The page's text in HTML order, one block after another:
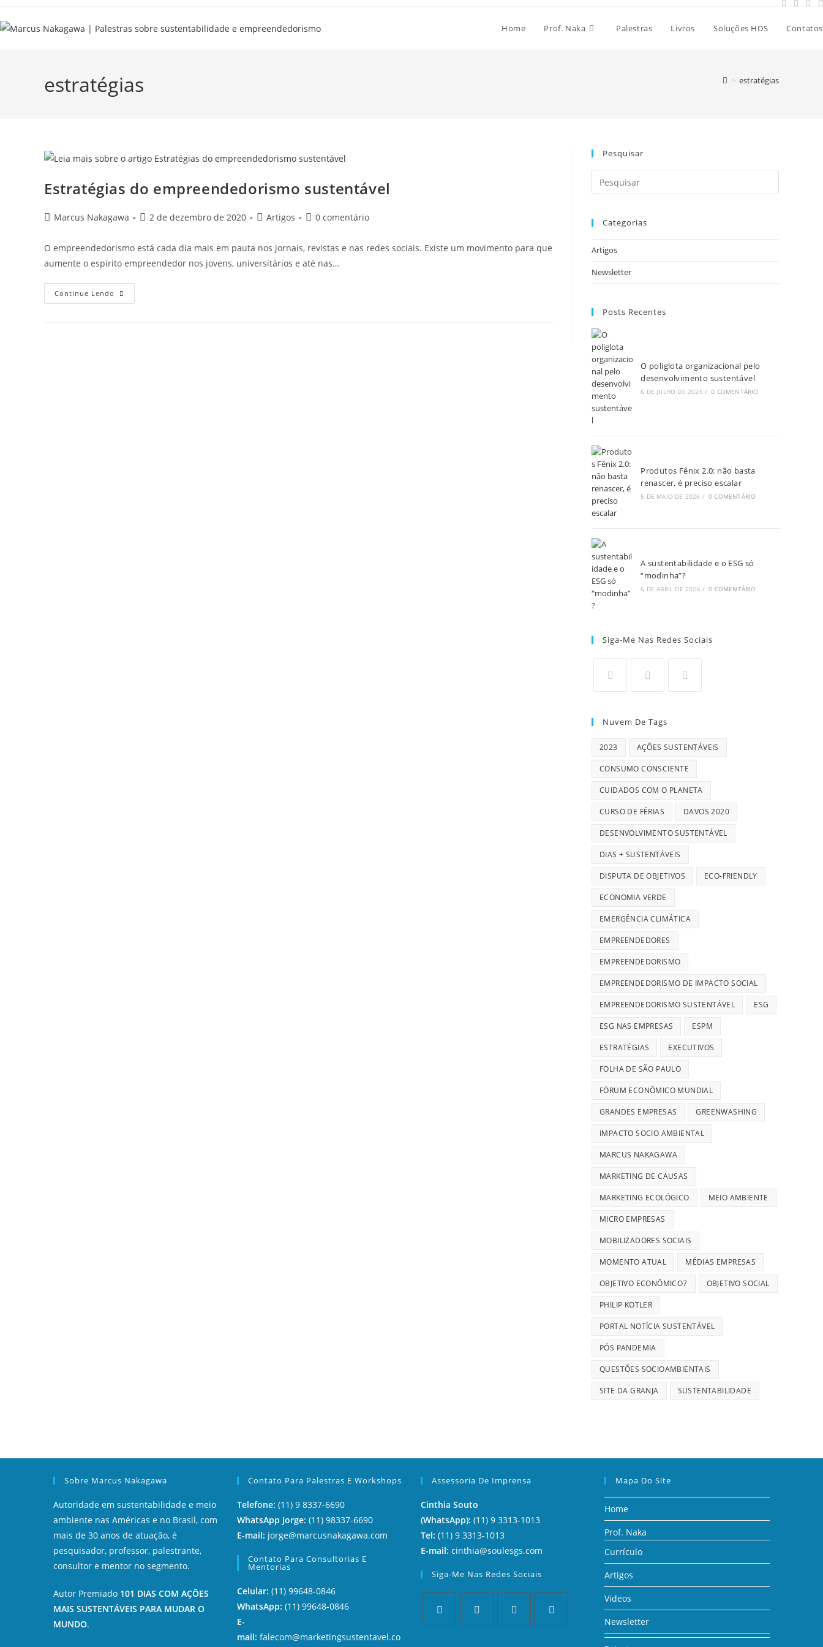
Home Prof. Naka Palestras Livros Soluções HDS Contatos
estratégias > estratégias
Estratégias do empreendedorismo sustentável
Marcus Nakagawa 2 de dezembro de 2020 Artigos 0 comentário
O empreendedorismo está cada dia mais em pauta nos jornais, revistas e nas redes sociais. Existe um movimento para que
aumente o espírito empreendedor nos jovens, universitários e até nas…
Continue Lendo
Pesquisar
Categorias
Artigos
Newsletter
Posts Recentes
O poliglota organizacional pelo
desenvolvimento sustentável
6 DE JULHO DE 2026 / 0 COMENTÁRIO
Produtos Fênix 2.0: não basta
renascer, é preciso escalar
5 DE MAIO DE 2026 / 0 COMENTÁRIO
A sustentabilidade e o ESG só
“modinha”?
6 DE ABRIL DE 2026 / 0 COMENTÁRIO
Siga-Me Nas Redes Sociais
Nuvem De Tags
2023 AÇÕES SUSTENTÁVEIS
CONSUMO CONSCIENTE
CUIDADOS COM O PLANETA
CURSO DE FÉRIAS DAVOS 2020
DESENVOLVIMENTO SUSTENTÁVEL
DIAS + SUSTENTÁVEIS
DISPUTA DE OBJETIVOS ECO-FRIENDLY
ECONOMIA VERDE
EMERGÊNCIA CLIMÁTICA
EMPREENDEDORES
EMPREENDEDORISMO
EMPREENDEDORISMO DE IMPACTO SOCIAL
EMPREENDEDORISMO SUSTENTÁVEL ESG
ESG NAS EMPRESAS ESPM
ESTRATÉGIAS EXECUTIVOS
FOLHA DE SÃO PAULO
FÓRUM ECONÔMICO MUNDIAL
GRANDES EMPRESAS GREENWASHING
IMPACTO SOCIO AMBIENTAL
MARCUS NAKAGAWA
MARKETING DE CAUSAS
MARKETING ECOLÓGICO MEIO AMBIENTE
MICRO EMPRESAS
MOBILIZADORES SOCIAIS
MOMENTO ATUAL MÉDIAS EMPRESAS
OBJETIVO ECONÔMICO7 OBJETIVO SOCIAL
PHILIP KOTLER
PORTAL NOTÍCIA SUSTENTÁVEL
PÓS PANDEMIA
QUESTÕES SOCIOAMBIENTAIS
SITE DA GRANJA SUSTENTABILIDADE
Sobre Marcus Nakagawa
Autoridade em sustentabilidade e meio
ambiente nas Américas e no Brasil, com
mais de 30 anos de atuação, é
pesquisador, professor, palestrante,
consultor e mentor no segmento.
Autor Premiado 101 DIAS COM AÇÕES
MAIS SUSTENTÁVEIS PARA MUDAR O
MUNDO.
Contato Para Palestras E Workshops
Telefone: (11) 9 8337-6690
WhatsApp Jorge: (11) 98337-6690
E-mail: jorge@marcusnakagawa.com
Contato Para Consultorias E
Mentorias
Celular: (11) 99648-0846
WhatsApp: (11) 99648-0846
E-
mail: falecom@marketingsustentavel.co
Assessoria De Imprensa
Cinthia Souto
(WhatsApp): (11) 9 3313-1013
Tel: (11) 9 3313-1013
E-mail: cinthia@soulesgs.com
Siga-Me Nas Redes Sociais
Mapa Do Site
Home
Prof. Naka
Currículo
Artigos
Videos
Newsletter